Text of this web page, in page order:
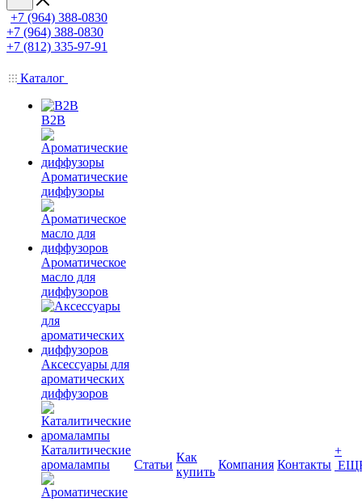
+7 (964) 388-0830
+7 (964) 388-0830
+7 (812) 335-97-91
Каталог
B2B
Ароматические
диффузоры
Ароматическое
масло для
диффузоров
Аксессуары для
ароматических
диффузоров
Каталитические
аромалампы
Статьи
Как
купить
Компания Контакты
+